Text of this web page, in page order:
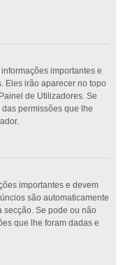
importantes e
Eles irão aparecer no topo
de Utilizadores. Se
permissões que lhe
importantes e devem
são automaticamente
Se pode ou não
que lhe foram dadas e